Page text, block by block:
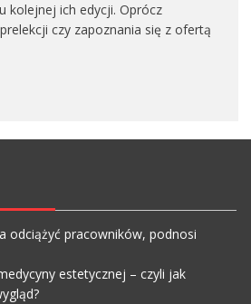
kolejnej ich edycji. Oprócz
czy zapoznania się z ofertą
odciążyć pracowników, podnosi
estetycznej – czyli jak